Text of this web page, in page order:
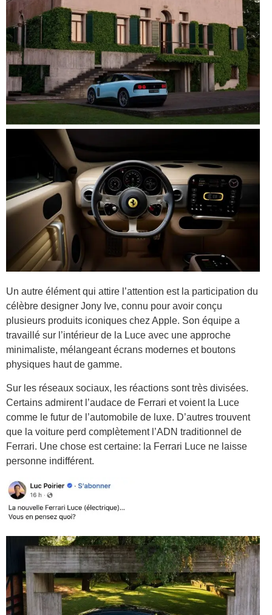
Un autre élément qui attire l’attention est la participation du
célèbre designer Jony Ive, connu pour avoir conçu
plusieurs produits iconiques chez Apple. Son équipe a
travaillé sur l’intérieur de la Luce avec une approche
minimaliste, mélangeant écrans modernes et boutons
physiques haut de gamme.
Sur les réseaux sociaux, les réactions sont très divisées.
Certains admirent l’audace de Ferrari et voient la Luce
comme le futur de l’automobile de luxe. D’autres trouvent
que la voiture perd complètement l’ADN traditionnel de
Ferrari. Une chose est certaine: la Ferrari Luce ne laisse
personne indifférent.